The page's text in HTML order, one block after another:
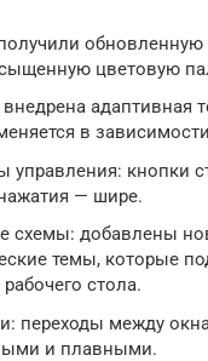
обновленную
цветовую
адаптивная
в
управления: кнопки
— шире.
схемы: добавлены
темы, которые
стола.
переходы между
и плавными.